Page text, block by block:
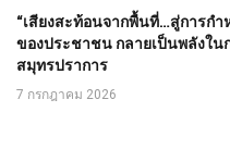
“เสียงสะท้อนจากพื้นที่…สู่การกำ
ของประชาชน กลายเป็นพลังใ
สมุทรปราการ
7 กรกฎาคม 2026